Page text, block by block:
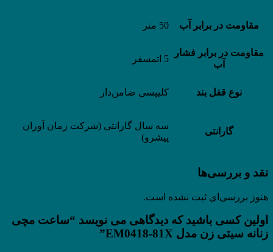
مقاومت در برابر آب 50 متر
مقاومت در برابر فشار
آب
5 اتمسفر
نوع قفل بند کلیپسی ضامن‌دار
گارانتی
سه سال گارانتی (شرکت زمان آوران
پیشرو)
نقد و بررسی‌ها
هنوز بررسی‌ای ثبت نشده است.
اولین کسی باشید که دیدگاهی می نویسد “ساعت مچی
زنانه سیتی زن مدل EM0418-81X”